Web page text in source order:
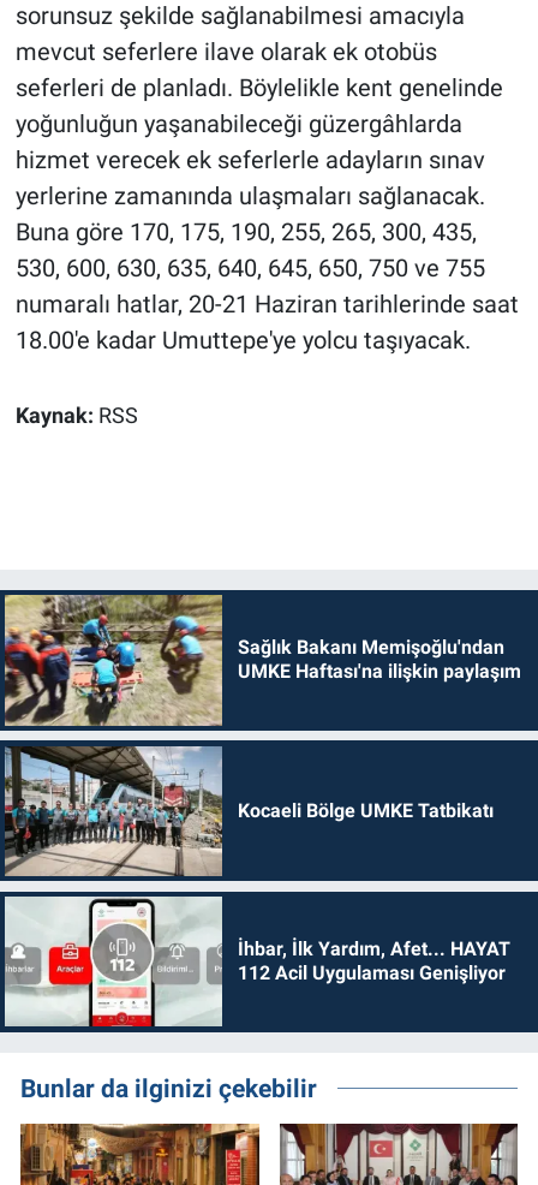
sorunsuz şekilde sağlanabilmesi amacıyla
mevcut seferlere ilave olarak ek otobüs
seferleri de planladı. Böylelikle kent genelinde
yoğunluğun yaşanabileceği güzergâhlarda
hizmet verecek ek seferlerle adayların sınav
yerlerine zamanında ulaşmaları sağlanacak.
Buna göre 170, 175, 190, 255, 265, 300, 435,
530, 600, 630, 635, 640, 645, 650, 750 ve 755
numaralı hatlar, 20-21 Haziran tarihlerinde saat
18.00'e kadar Umuttepe'ye yolcu taşıyacak.
Kaynak: RSS
Sağlık Bakanı Memişoğlu'ndan
UMKE Haftası'na ilişkin paylaşım
Kocaeli Bölge UMKE Tatbikatı
İhbar, İlk Yardım, Afet... HAYAT
112 Acil Uygulaması Genişliyor
Bunlar da ilginizi çekebilir